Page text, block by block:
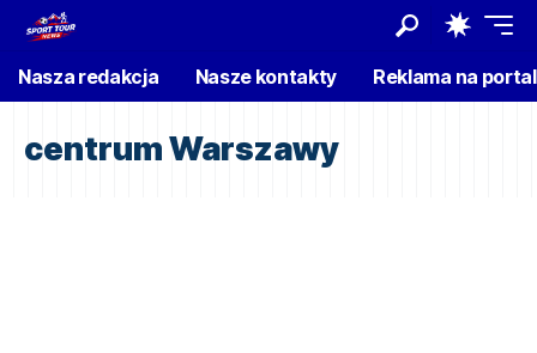
Nasza redakcja Nasze kontakty Reklama na
centrum Warszawy